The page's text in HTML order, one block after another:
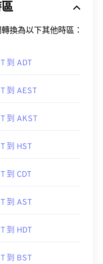
換為以下其他時區：
到 ADT
到 AEST
到 AKST
到 HST
到 CDT
到 AST
到 HDT
到 BST